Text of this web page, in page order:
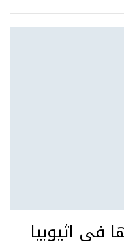
فى اثيوبيا